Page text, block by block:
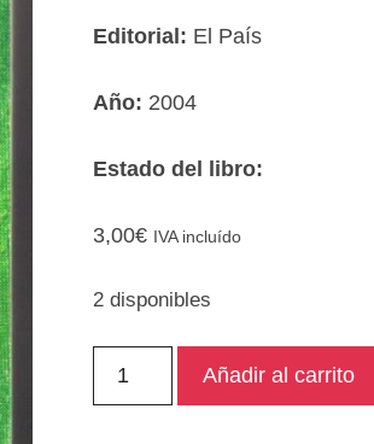
Editorial: El País
Año: 2004
Estado del libro:
3,00€ IVA incluído
2 disponibles
Añadir al carrito